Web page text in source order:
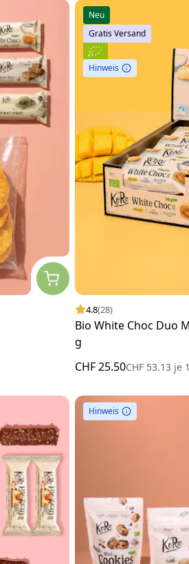
Neu
Gratis Versand
Hinweis
4.8(28)
Bio White Choc Duo
g
CHF 25.50CHF 53.13 je
Hinweis